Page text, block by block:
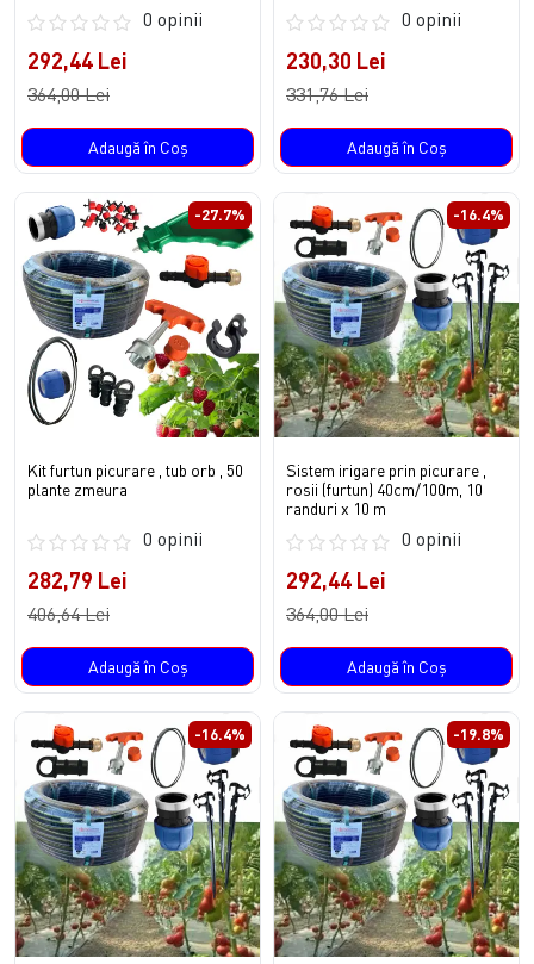
0 opinii
292,44 Lei
364,00 Lei
Adaugă în Coş
0 opinii
230,30 Lei
331,76 Lei
Adaugă în Coş
-27.7%
Kit furtun picurare , tub orb , 50
plante zmeura
0 opinii
282,79 Lei
406,64 Lei
Adaugă în Coş
-16.4%
Sistem irigare prin picurare ,
rosii (furtun) 40cm/100m, 10
randuri x 10 m
0 opinii
292,44 Lei
364,00 Lei
Adaugă în Coş
-16.4% -19.8%